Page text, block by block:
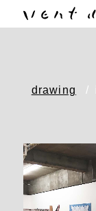
drawing